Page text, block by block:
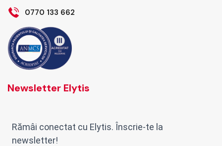
0770 133 662
Newsletter Elytis
Rămâi conectat cu Elytis. Înscrie-te la
newsletter!